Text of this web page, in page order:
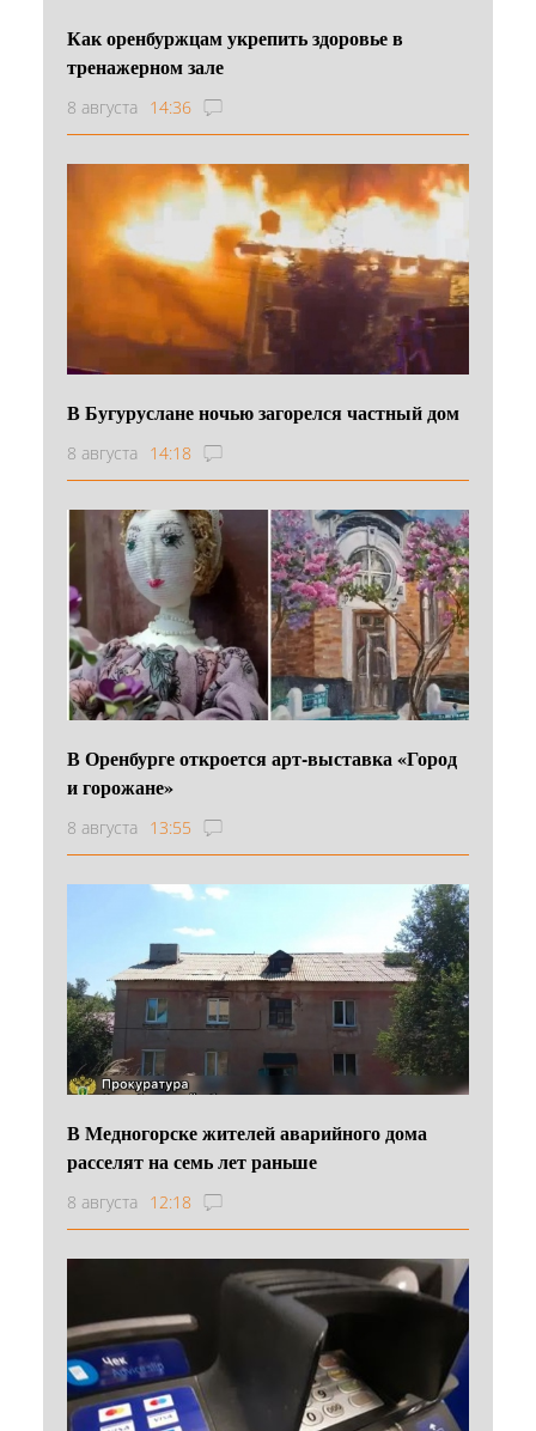
Как оренбуржцам укрепить здоровье в
тренажерном зале
8 августа 14:36
В Бугуруслане ночью загорелся частный дом
8 августа 14:18
В Оренбурге откроется арт-выставка «Город
и горожане»
8 августа 13:55
В Медногорске жителей аварийного дома
расселят на семь лет раньше
8 августа 12:18